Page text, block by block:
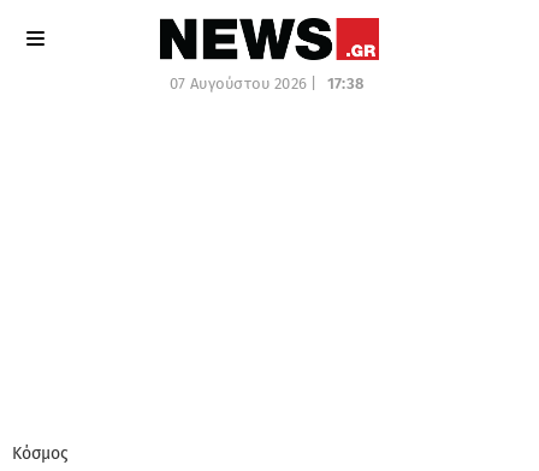
07 Αυγούστου 2026 | 17:38
Κόσμος